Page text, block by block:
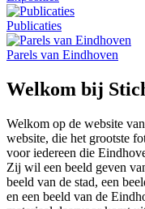
Publicaties
Parels van Eindhoven
Welkom bij
Welkom op de website
website, die het grootste
voor iedereen die
Zij wil een beeld geven
beeld van de stad, een
en een beeld van de